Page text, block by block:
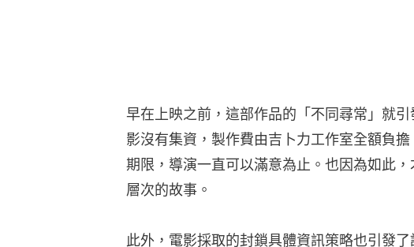
早在上映之前，這部作品的「不同尋常」就
影沒有集資，製作費由吉卜力工作室全額負
期限，導演一直可以滿意為止。也因為如此
層次的故事。
此外，電影採取的封鎖具體資訊策略也引發